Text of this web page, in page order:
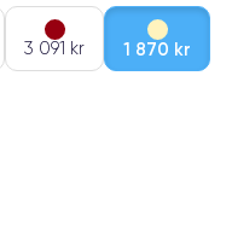
3 091 kr 1 870 kr